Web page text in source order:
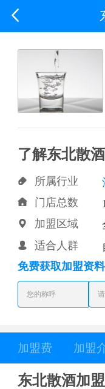

了解东北散
 所属行业
 门店总数
 加盟区域
 适合人群
免费获取加盟资料
加盟费 加盟
东北散酒加